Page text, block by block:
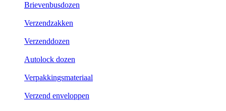
Brievenbusdozen
Verzendzakken
Verzenddozen
Autolock dozen
Verpakkingsmateriaal
Verzend enveloppen